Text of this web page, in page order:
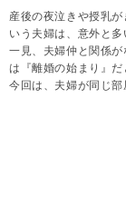
産後の夜泣きや授乳
いう夫婦は、意外と多
一見、夫婦仲と関係
は『離婚の始まり』だ
今回は、夫婦が同じ部